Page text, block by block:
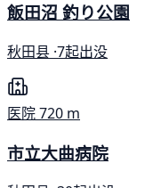
飯田沼 釣り公園
秋田县 ·7起出没
医院720 m
市立大曲病院